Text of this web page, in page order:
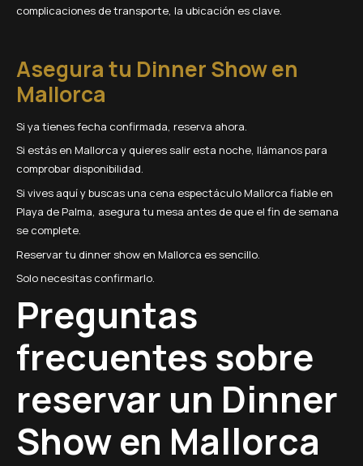
complicaciones de transporte, la ubicación es clave.
Asegura tu Dinner Show en
Mallorca
Si ya tienes fecha confirmada, reserva ahora.
Si estás en Mallorca y quieres salir esta noche, llámanos para
comprobar disponibilidad.
Si vives aquí y buscas una cena espectáculo Mallorca fiable en
Playa de Palma, asegura tu mesa antes de que el fin de semana
se complete.
Reservar tu dinner show en Mallorca es sencillo.
Solo necesitas confirmarlo.
Preguntas
frecuentes sobre
reservar un Dinner
Show en Mallorca